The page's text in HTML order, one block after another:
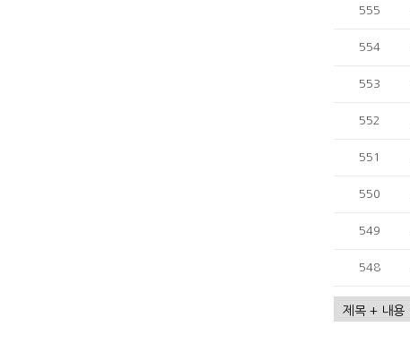
555
554
553
552
551
550
549
548